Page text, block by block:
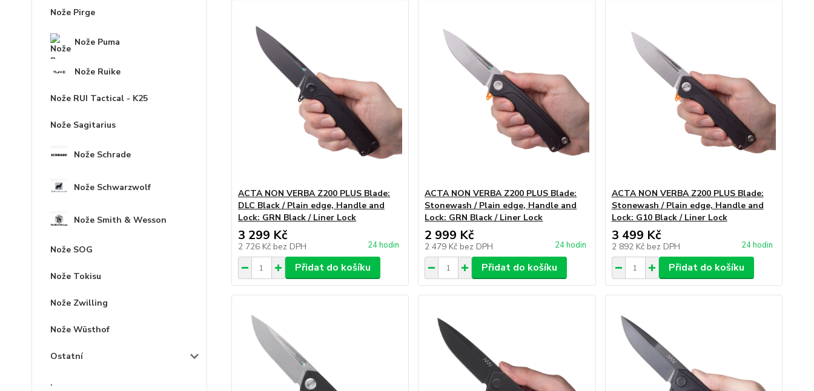
Nože Pirge
Nože Puma
Nože Ruike
Nože RUI Tactical - K25
Nože Sagitarius
Nože Schrade
Nože Schwarzwolf
Nože Smith & Wesson
Nože SOG
Nože Tokisu
Nože Zwilling
Nože Wüsthof
Ostatní
.
ACTA NON VERBA Z200 PLUS Blade:
DLC Black / Plain edge, Handle and
Lock: GRN Black / Liner Lock
3 299 Kč
2 726 Kč bez DPH 24 hodin
Přidat do košíku
ACTA NON VERBA Z200 PLUS Blade:
Stonewash / Plain edge, Handle and
Lock: GRN Black / Liner Lock
2 999 Kč
2 479 Kč bez DPH 24 hodin
Přidat do košíku
ACTA NON VERBA Z200 PLUS Blade:
Stonewash / Plain edge, Handle and
Lock: G10 Black / Liner Lock
3 499 Kč
2 892 Kč bez DPH 24 hodin
Přidat do košíku